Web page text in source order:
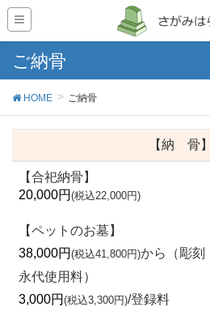
ご納骨
HOME ご納骨
【納 骨】
【合祀納骨】
20,000円 (税込22,000円)
【ペットのお墓】
38,000円 (税込41,800円)から（彫刻
永代使用料）
3,000円 (税込3,300円)/登録料